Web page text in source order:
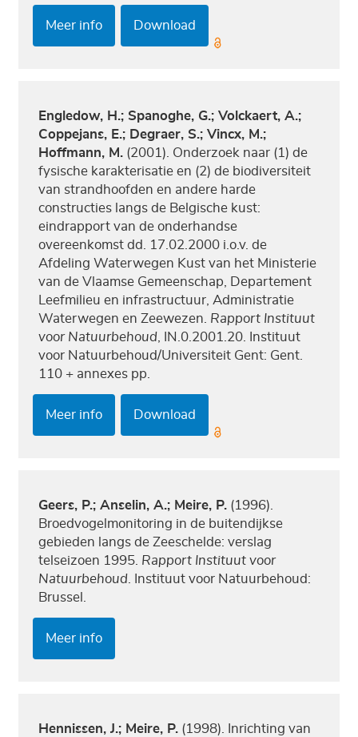
Meer info Download
Engledow, H.; Spanoghe, G.; Volckaert, A.;
Coppejans, E.; Degraer, S.; Vincx, M.;
Hoffmann, M. (2001). Onderzoek naar (1) de
fysische karakterisatie en (2) de biodiversiteit
van strandhoofden en andere harde
constructies langs de Belgische kust:
eindrapport van de onderhandse
overeenkomst dd. 17.02.2000 i.o.v. de
Afdeling Waterwegen Kust van het Ministerie
van de Vlaamse Gemeenschap, Departement
Leefmilieu en infrastructuur, Administratie
Waterwegen en Zeewezen. Rapport Instituut
voor Natuurbehoud , IN.0.2001.20. Instituut
voor Natuurbehoud/Universiteit Gent: Gent.
110 + annexes pp.
Meer info Download
Geers, P.; Anselin, A.; Meire, P. (1996).
Broedvogelmonitoring in de buitendijkse
gebieden langs de Zeeschelde: verslag
telseizoen 1995. Rapport Instituut voor
Natuurbehoud . Instituut voor Natuurbehoud:
Brussel.
Meer info
Hennissen, J.; Meire, P. (1998). Inrichting van